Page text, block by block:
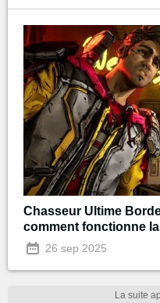
Chasseur Ultime
comment fonctionne
26 sep 2025